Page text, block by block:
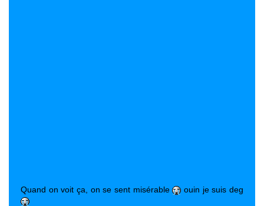
Quand on voit ça, on se sent misérable ouin je suis deg